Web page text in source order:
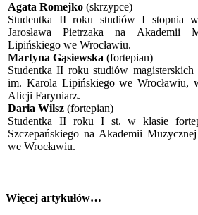
Agata Romejko (skrzypce)
Studentka II roku studiów I stopnia
Jarosława Pietrzaka na Akademii
Lipińskiego we Wrocławiu.
Martyna Gąsiewska (fortepian)
Studentka II roku studiów
im. Karola Lipińskiego we Wrocławiu,
Alicji Faryniarz.
Daria Wilsz (fortepian)
Studentka II roku I st. w klasie
Szczepańskiego na Akademii
we Wrocławiu.
Więcej artykułów…